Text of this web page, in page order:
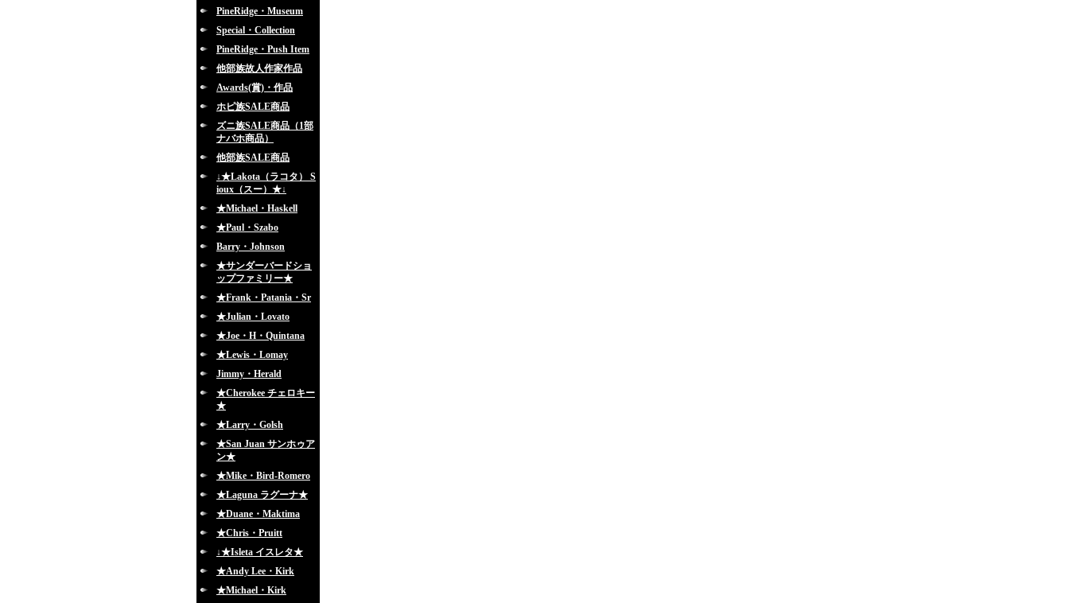
PineRidge・Museum
Special・Collection
PineRidge・Push Item
他部族故人作家作品
Awards(賞)・作品
ホピ族SALE商品
ズニ族SALE商品（1部
ナバホ商品）
他部族SALE商品
↓★Lakota（ラコタ） S
ioux（スー）★↓
★Michael・Haskell
★Paul・Szabo
Barry・Johnson
★サンダーバードショ
ップファミリー★
★Frank・Patania・Sr
★Julian・Lovato
★Joe・H・Quintana
★Lewis・Lomay
Jimmy・Herald
★Cherokee チェロキー
★
★Larry・Golsh
★San Juan サンホゥア
ン★
★Mike・Bird-Romero
★Laguna ラグーナ★
★Duane・Maktima
★Chris・Pruitt
↓★Isleta イスレタ★
★Andy Lee・Kirk
★Michael・Kirk